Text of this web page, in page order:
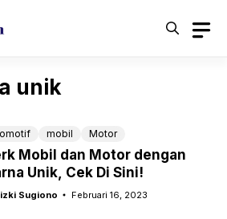
unik
mobil Motor
Mobil dan Motor dengan
Unik, Cek Di Sini!
Sugiono Februari 16, 2023